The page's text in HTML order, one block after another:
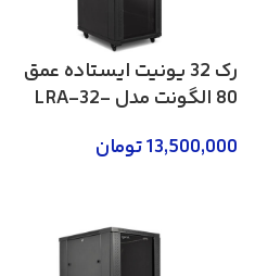
رک 32 یونیت ایستاده عمق
80 الگونت مدل LRA-32-
13,500,000تومان